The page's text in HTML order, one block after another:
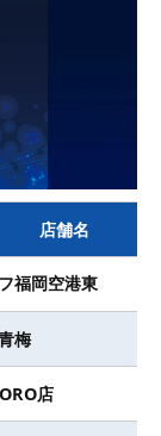
店舗名
福岡空港東
梅
店